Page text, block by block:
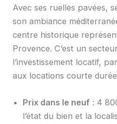
Avec ses ruelles pavées,
son ambiance
centre historique
Provence. C’est un
l’investissement locatif,
aux locations courte
Prix dans le neuf : 4
l’état du bien et la